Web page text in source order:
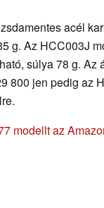
acél
g. Az HCC003J
súlya 78 g. Az
800 jen pedig az
modellt az